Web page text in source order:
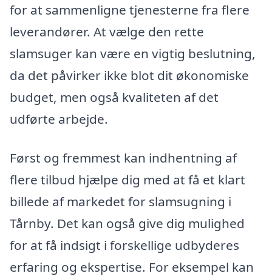
for at sammenligne tjenesterne fra flere
leverandører. At vælge den rette
slamsuger kan være en vigtig beslutning,
da det påvirker ikke blot dit økonomiske
budget, men også kvaliteten af det
udførte arbejde.
Først og fremmest kan indhentning af
flere tilbud hjælpe dig med at få et klart
billede af markedet for slamsugning i
Tårnby. Det kan også give dig mulighed
for at få indsigt i forskellige udbyderes
erfaring og ekspertise. For eksempel kan